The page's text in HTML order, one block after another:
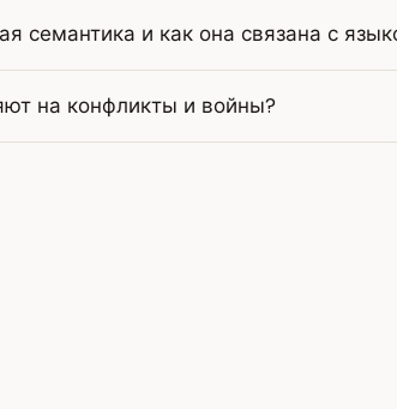
семантика и как она связана с
на конфликты и войны?